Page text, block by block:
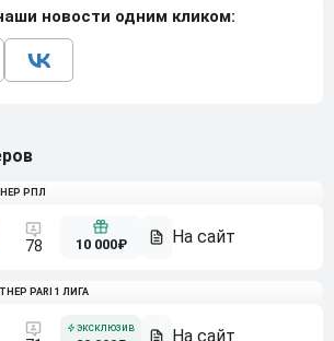
новости одним кликом:
РПЛ
78 10 000₽
PARI 1 ЛИГА